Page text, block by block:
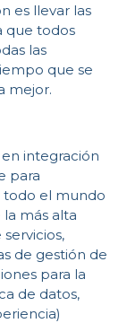
es llevar las
que todos
las
que se
mejor.
integración
para
todo el mundo
más alta
de gestión de
para la
de datos,